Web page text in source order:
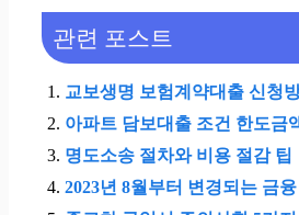
관련 포스트
교보생명 보험계약대출 신청
아파트 담보대출 조건 한도금
명도소송 절차와 비용 절감 팁
2023년 8월부터 변경되는 금